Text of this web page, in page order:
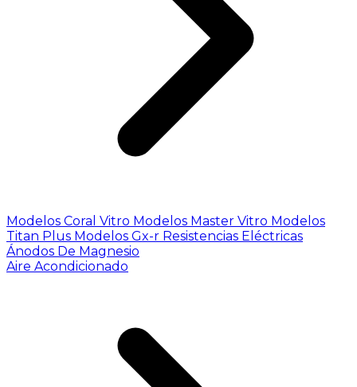
Modelos Coral Vitro Modelos Master Vitro Modelos
Titan Plus Modelos Gx-r Resistencias Eléctricas
Ánodos De Magnesio
Aire Acondicionado